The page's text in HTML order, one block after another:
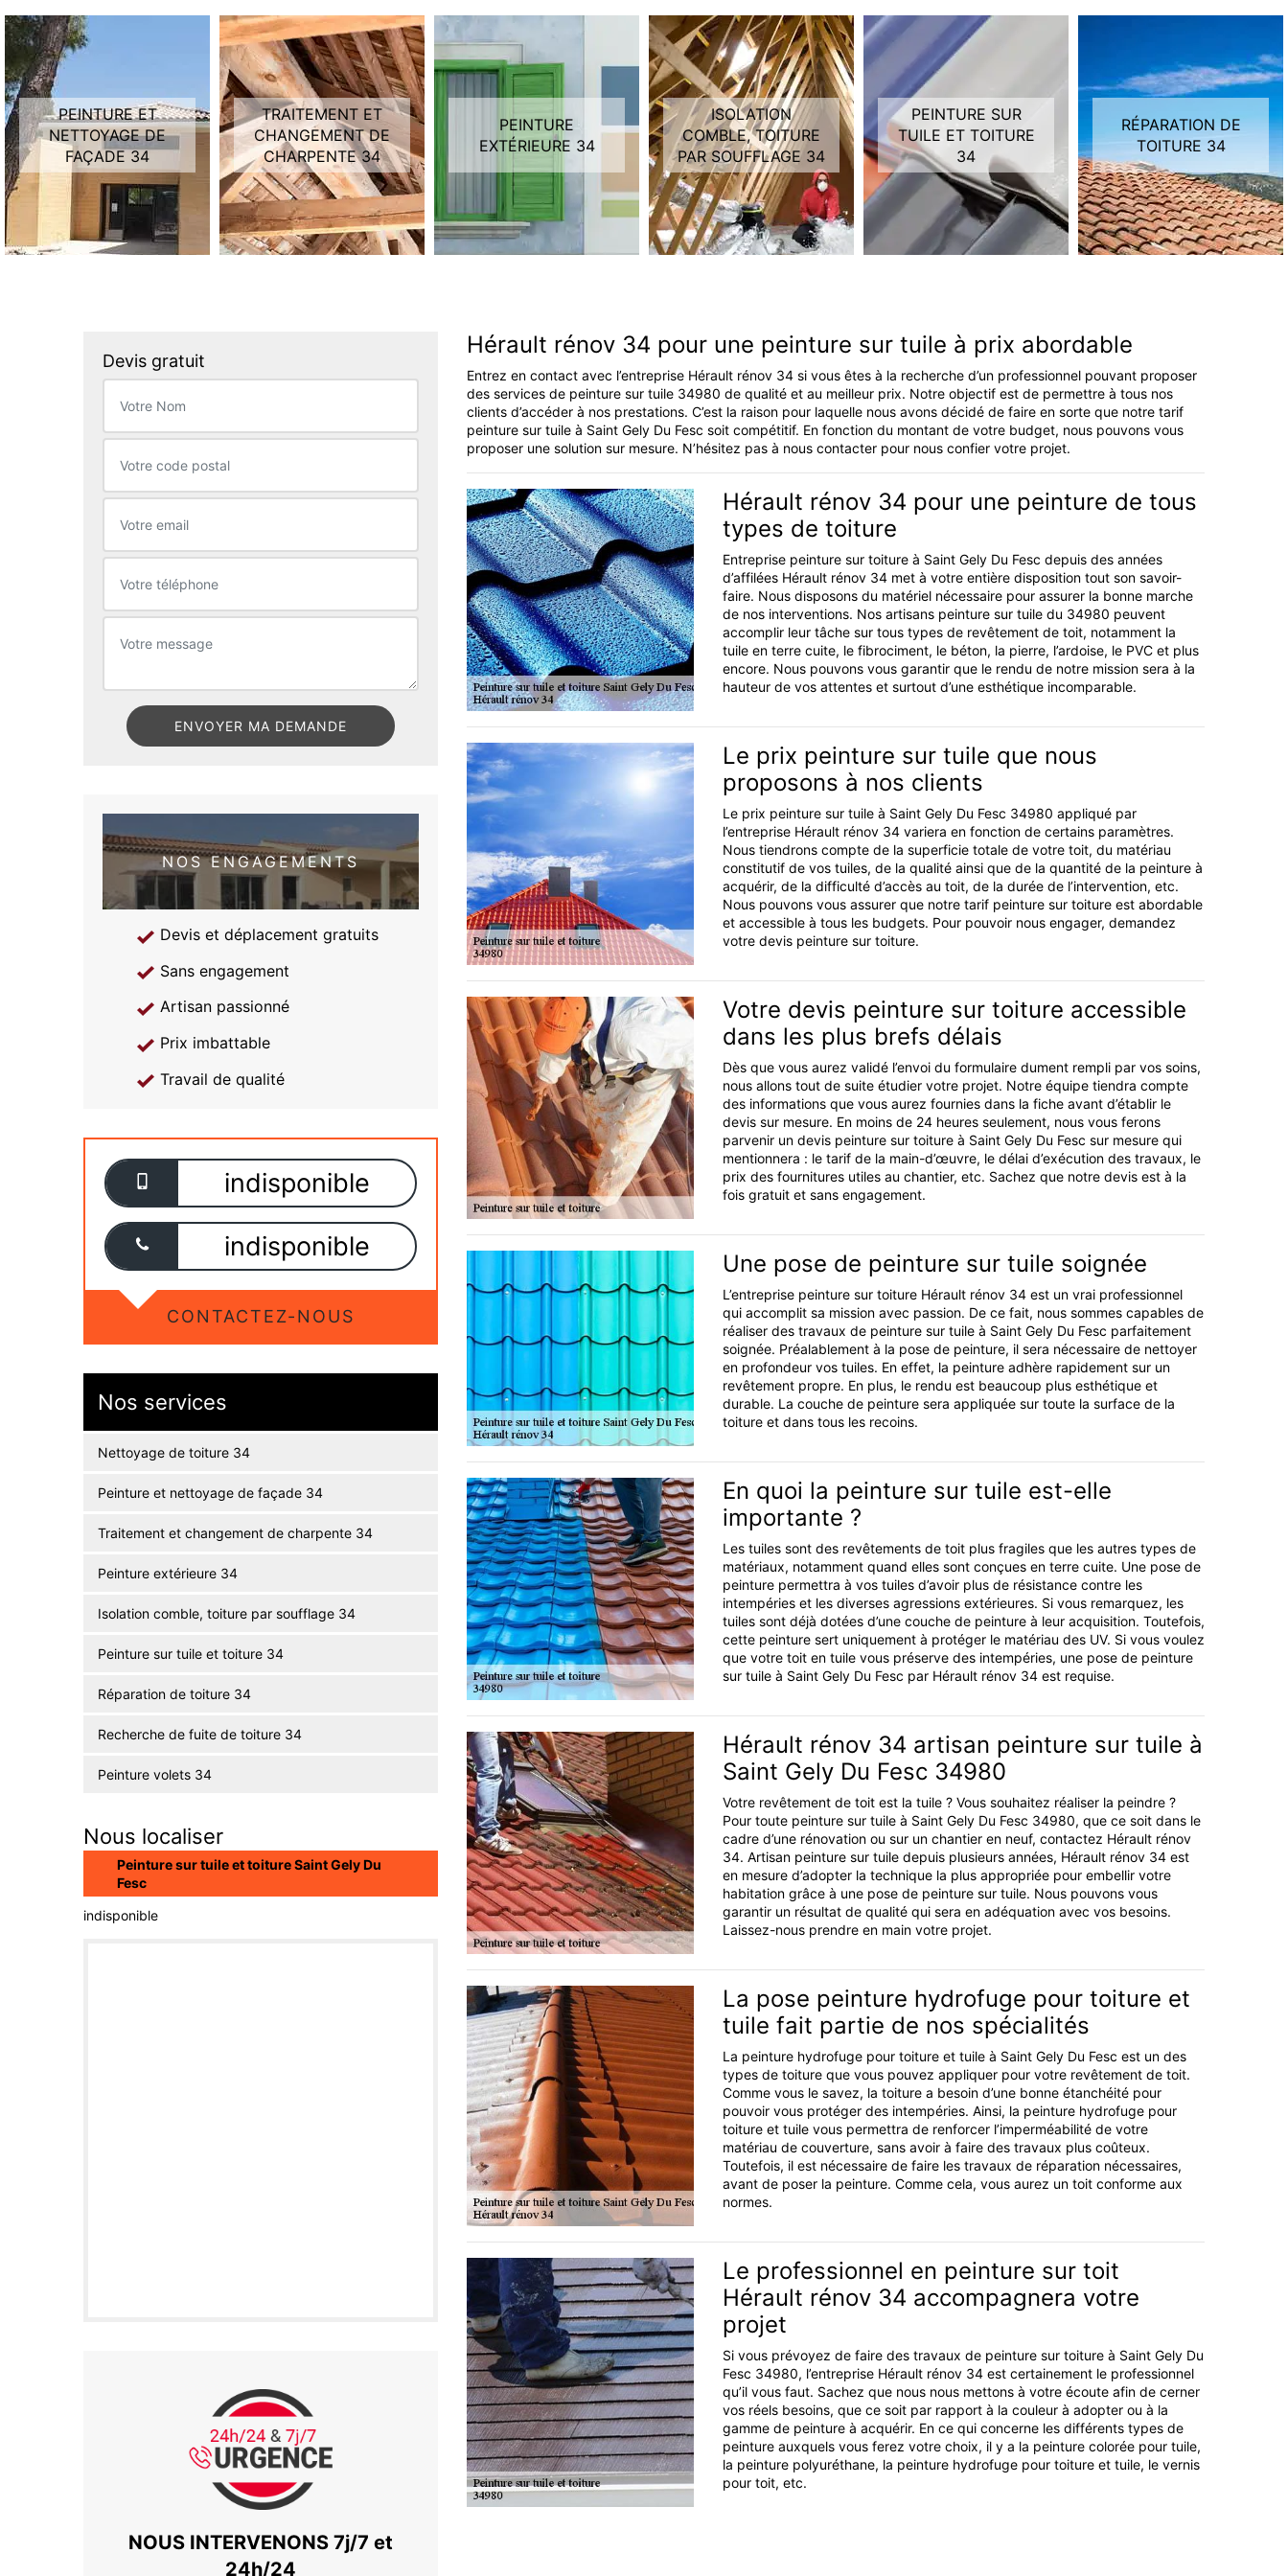
PEINTURE ET
NETTOYAGE DE
FAÇADE 34
TRAITEMENT ET
CHANGEMENT DE
CHARPENTE 34
PEINTURE
EXTÉRIEURE 34
ISOLATION
COMBLE, TOITURE
PAR SOUFFLAGE 34
PEINTURE SUR
TUILE ET TOITURE
34
RÉPARATION DE
TOITURE 34
Devis gratuit
NOS ENGAGEMENTS
Devis et déplacement gratuits
Sans engagement
Artisan passionné
Prix imbattable
Travail de qualité
indisponible
indisponible
CONTACTEZ-NOUS
Nos services
Nettoyage de toiture 34
Peinture et nettoyage de façade 34
Traitement et changement de charpente 34
Peinture extérieure 34
Isolation comble, toiture par soufflage 34
Peinture sur tuile et toiture 34
Réparation de toiture 34
Recherche de fuite de toiture 34
Peinture volets 34
Nous localiser
Peinture sur tuile et toiture Saint Gely Du
Fesc
indisponible
NOUS INTERVENONS 7j/7 et
24h/24
Hérault rénov 34 pour une peinture sur tuile à prix abordable
Entrez en contact avec l’entreprise Hérault rénov 34 si vous êtes à la recherche d’un professionnel pouvant proposer
des services de peinture sur tuile 34980 de qualité et au meilleur prix. Notre objectif est de permettre à tous nos
clients d’accéder à nos prestations. C’est la raison pour laquelle nous avons décidé de faire en sorte que notre tarif
peinture sur tuile à Saint Gely Du Fesc soit compétitif. En fonction du montant de votre budget, nous pouvons vous
proposer une solution sur mesure. N’hésitez pas à nous contacter pour nous confier votre projet.
Hérault rénov 34 pour une peinture de tous
types de toiture
Entreprise peinture sur toiture à Saint Gely Du Fesc depuis des années
d’affilées Hérault rénov 34 met à votre entière disposition tout son savoir-
faire. Nous disposons du matériel nécessaire pour assurer la bonne marche
de nos interventions. Nos artisans peinture sur tuile du 34980 peuvent
accomplir leur tâche sur tous types de revêtement de toit, notamment la
tuile en terre cuite, le fibrociment, le béton, la pierre, l’ardoise, le PVC et plus
encore. Nous pouvons vous garantir que le rendu de notre mission sera à la
hauteur de vos attentes et surtout d’une esthétique incomparable.
Le prix peinture sur tuile que nous
proposons à nos clients
Le prix peinture sur tuile à Saint Gely Du Fesc 34980 appliqué par
l’entreprise Hérault rénov 34 variera en fonction de certains paramètres.
Nous tiendrons compte de la superficie totale de votre toit, du matériau
constitutif de vos tuiles, de la qualité ainsi que de la quantité de la peinture à
acquérir, de la difficulté d’accès au toit, de la durée de l’intervention, etc.
Nous pouvons vous assurer que notre tarif peinture sur toiture est abordable
et accessible à tous les budgets. Pour pouvoir nous engager, demandez
votre devis peinture sur toiture.
Votre devis peinture sur toiture accessible
dans les plus brefs délais
Dès que vous aurez validé l’envoi du formulaire dument rempli par vos soins,
nous allons tout de suite étudier votre projet. Notre équipe tiendra compte
des informations que vous aurez fournies dans la fiche avant d’établir le
devis sur mesure. En moins de 24 heures seulement, nous vous ferons
parvenir un devis peinture sur toiture à Saint Gely Du Fesc sur mesure qui
mentionnera : le tarif de la main-d’œuvre, le délai d’exécution des travaux, le
prix des fournitures utiles au chantier, etc. Sachez que notre devis est à la
fois gratuit et sans engagement.
Une pose de peinture sur tuile soignée
L’entreprise peinture sur toiture Hérault rénov 34 est un vrai professionnel
qui accomplit sa mission avec passion. De ce fait, nous sommes capables de
réaliser des travaux de peinture sur tuile à Saint Gely Du Fesc parfaitement
soignée. Préalablement à la pose de peinture, il sera nécessaire de nettoyer
en profondeur vos tuiles. En effet, la peinture adhère rapidement sur un
revêtement propre. En plus, le rendu est beaucoup plus esthétique et
durable. La couche de peinture sera appliquée sur toute la surface de la
toiture et dans tous les recoins.
En quoi la peinture sur tuile est-elle
importante ?
Les tuiles sont des revêtements de toit plus fragiles que les autres types de
matériaux, notamment quand elles sont conçues en terre cuite. Une pose de
peinture permettra à vos tuiles d’avoir plus de résistance contre les
intempéries et les diverses agressions extérieures. Si vous remarquez, les
tuiles sont déjà dotées d’une couche de peinture à leur acquisition. Toutefois,
cette peinture sert uniquement à protéger le matériau des UV. Si vous voulez
que votre toit en tuile vous préserve des intempéries, une pose de peinture
sur tuile à Saint Gely Du Fesc par Hérault rénov 34 est requise.
Hérault rénov 34 artisan peinture sur tuile à
Saint Gely Du Fesc 34980
Votre revêtement de toit est la tuile ? Vous souhaitez réaliser la peindre ?
Pour toute peinture sur tuile à Saint Gely Du Fesc 34980, que ce soit dans le
cadre d’une rénovation ou sur un chantier en neuf, contactez Hérault rénov
34. Artisan peinture sur tuile depuis plusieurs années, Hérault rénov 34 est
en mesure d’adopter la technique la plus appropriée pour embellir votre
habitation grâce à une pose de peinture sur tuile. Nous pouvons vous
garantir un résultat de qualité qui sera en adéquation avec vos besoins.
Laissez-nous prendre en main votre projet.
La pose peinture hydrofuge pour toiture et
tuile fait partie de nos spécialités
La peinture hydrofuge pour toiture et tuile à Saint Gely Du Fesc est un des
types de toiture que vous pouvez appliquer pour votre revêtement de toit.
Comme vous le savez, la toiture a besoin d’une bonne étanchéité pour
pouvoir vous protéger des intempéries. Ainsi, la peinture hydrofuge pour
toiture et tuile vous permettra de renforcer l’imperméabilité de votre
matériau de couverture, sans avoir à faire des travaux plus coûteux.
Toutefois, il est nécessaire de faire les travaux de réparation nécessaires,
avant de poser la peinture. Comme cela, vous aurez un toit conforme aux
normes.
Le professionnel en peinture sur toit
Hérault rénov 34 accompagnera votre
projet
Si vous prévoyez de faire des travaux de peinture sur toiture à Saint Gely Du
Fesc 34980, l’entreprise Hérault rénov 34 est certainement le professionnel
qu’il vous faut. Sachez que nous nous mettons à votre écoute afin de cerner
vos réels besoins, que ce soit par rapport à la couleur à adopter ou à la
gamme de peinture à acquérir. En ce qui concerne les différents types de
peinture auxquels vous ferez votre choix, il y a la peinture colorée pour tuile,
la peinture polyuréthane, la peinture hydrofuge pour toiture et tuile, le vernis
pour toit, etc.